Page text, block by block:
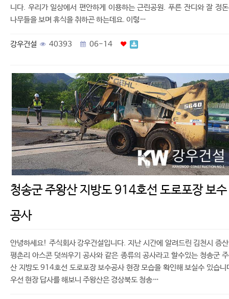
니다. 우리가 일상에서 편안하게 이용하는 근린공원. 푸른 잔디와 잘 정
나무들을 보며 휴식을 취하곤 하는데요. 이렇…
강우건설 40393 06-14
청송군 주왕산 지방도 914호선 도로포장 보수
공사
안녕하세요! 주식회사 강우건설입니다. 지난 시간에 알려드린 김천시 증
평촌리 아스콘 덧씌우기 공사와 같은 종류의 공사라고 할수있는 청송군
산 지방도 914호선 도로포장 보수공사 현장 모습을 확인해 보실수 있습니
우선 현장 답사를 해보니 주왕산은 경상북도 청송…